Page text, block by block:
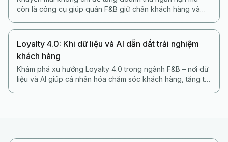
còn là công cụ giúp quán F&B giữ chân khách hàng và
Loyalty 4.0: Khi dữ liệu và AI dẫn dắt trải nghiệm
khách hàng
Khám phá xu hướng Loyalty 4.0 trong ngành F&B – nơi dữ
liệu và AI giúp cá nhân hóa chăm sóc khách hàng, tăng tỷ